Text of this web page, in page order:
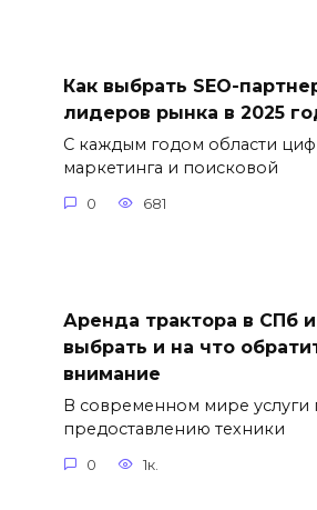
Как выбрать SEO-
лидеров рынка в 2025
С каждым годом области
маркетинга и поисковой
0 681
Аренда трактора в СПб
выбрать и на что
внимание
В современном мире услуги
предоставлению техники
0 1к.